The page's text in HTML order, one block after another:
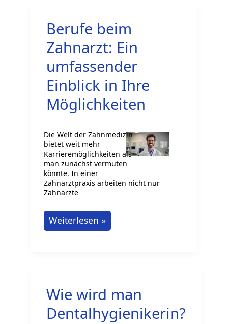
Meistern
Berufe beim
Zahnarzt: Ein
umfassender
Einblick in Ihre
Möglichkeiten
Die Welt der Zahnmedizin
bietet weit mehr
Karrieremöglichkeiten als
man zunächst vermuten
könnte. In einer
Zahnarztpraxis arbeiten nicht nur
Zahnärzte
Berufe
beim
Einblick
in
Weiterlesen »
Wie wird man
Dentalhygienikerin?